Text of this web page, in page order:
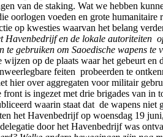
van de staking. Wat we hebben
oorlogen voeden en grote humanitaire
op kwesties waarvan het belang
Havenbedrijf en de lokale autoriteiten
gebruiken om Saoedische wapens te
op de plaats waar het gebeurt en
feiten probeerden te
hier over aggregaten voor militair
is ingezet met drie brigades van in
waarin staat dat de wapens niet
het Havenbedrijf op woensdag 19
door het Havenbedrijf was